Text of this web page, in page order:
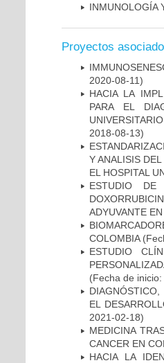
INMUNOLOGÍA
Proyectos
2020-08-11)
HACIA LA
PARA EL
2018-08-13)
Y ANALISIS
EL HOSPITAL
ESTUDIO DE
ADYUVANTE
COLOMBIA
ESTUDIO
(Fecha de
EL
2021-02-18)
MEDICINA
CANCER EN
HACIA LA